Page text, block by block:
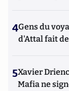
4Gens du
d'Attal fait
5Xavier
Mafia ne